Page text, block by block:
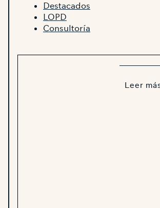
Destacados
LOPD
Consultoría
Leer